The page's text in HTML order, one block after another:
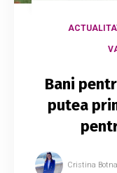
Bani
putea
Cristina